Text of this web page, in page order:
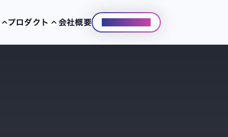
keyboard_arrow_upプロダクト keyboard_arrow_up会社概要 お問い合わせ